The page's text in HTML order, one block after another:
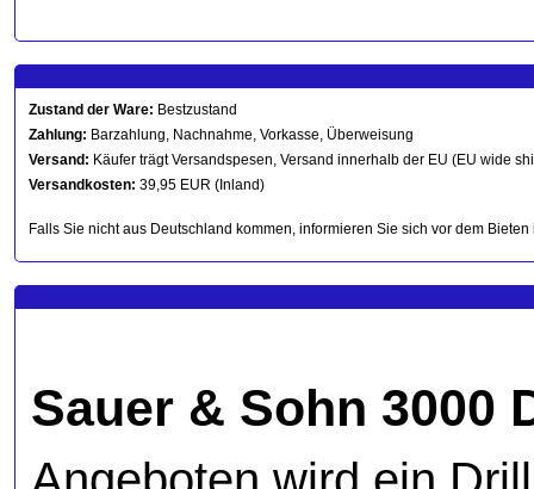
Zustand der Ware: Bestzustand
Zahlung: Barzahlung, Nachnahme, Vorkasse, Überweisung
Versand: Käufer trägt Versandspesen, Versand innerhalb der EU (EU wide
Versandkosten: 39,95 EUR (Inland)
Falls Sie nicht aus Deutschland kommen, informieren Sie sich vor dem
Sauer & Sohn 3000